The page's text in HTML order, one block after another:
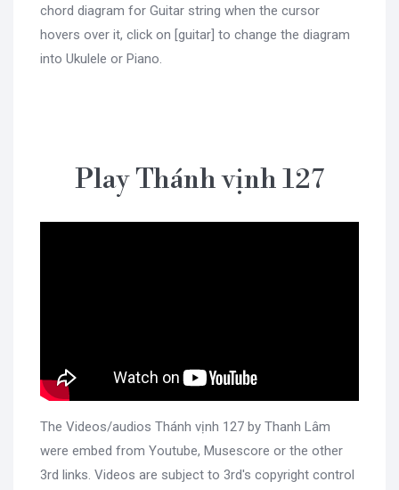
chord diagram for Guitar string when the cursor
hovers over it, click on [guitar] to change the diagram
into Ukulele or Piano.
Play Thánh vịnh 127
The Videos/audios Thánh vịnh 127 by Thanh Lâm
were embed from Youtube, Musescore or the other
3rd links. Videos are subject to 3rd's copyright control